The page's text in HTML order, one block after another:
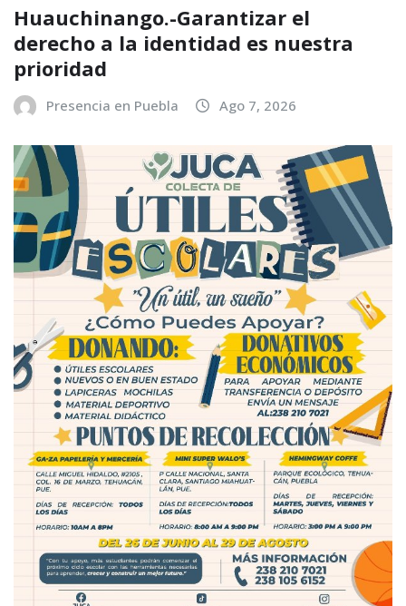
Huauchinango.-Garantizar el
derecho a la identidad es nuestra
prioridad
Presencia en Puebla Ago 7, 2026